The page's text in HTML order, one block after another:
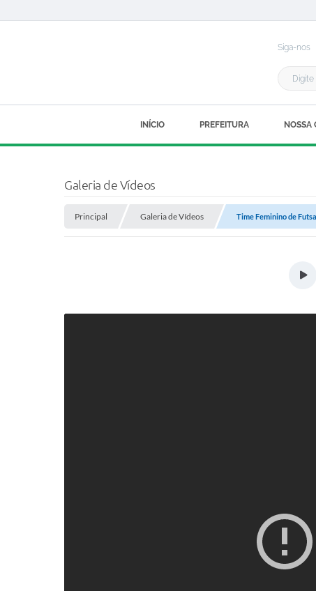
Siga-nos
INÍCIO PREFEITURA NOSSA
Galeria de Vídeos
Principal Galeria de Vídeos Time Feminino de